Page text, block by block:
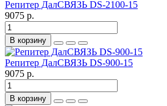
Репитер ДалСВЯЗЬ DS-2100-15
9075 р.
В корзину
Репитер ДалСВЯЗЬ DS-900-15
9075 р.
В корзину